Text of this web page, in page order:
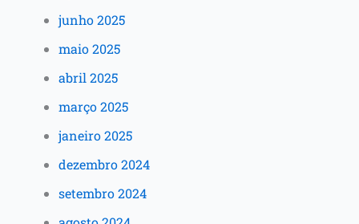
junho 2025
maio 2025
abril 2025
março 2025
janeiro 2025
dezembro 2024
setembro 2024